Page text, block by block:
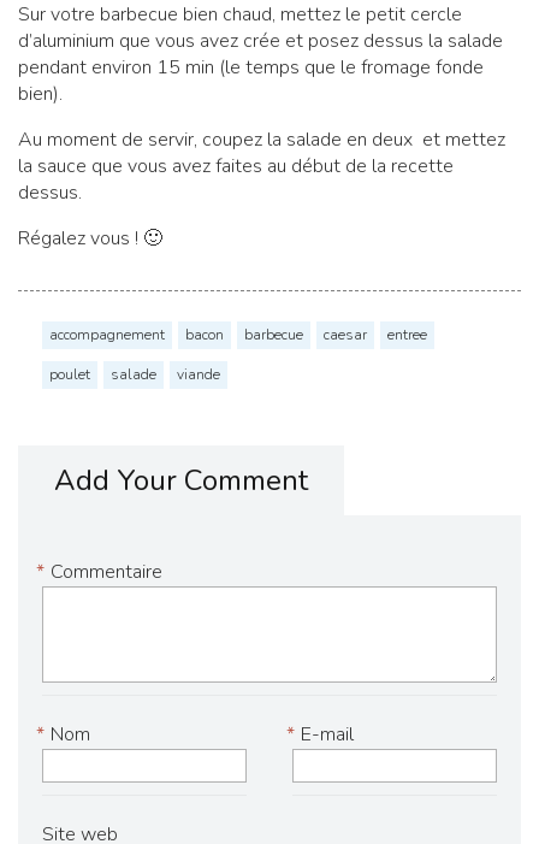
Sur votre barbecue bien chaud, mettez le petit cercle
d’aluminium que vous avez crée et posez dessus la salade
pendant environ 15 min (le temps que le fromage fonde
bien).
Au moment de servir, coupez la salade en deux et mettez
la sauce que vous avez faites au début de la recette
dessus.
Régalez vous ! 🙂
accompagnement bacon barbecue caesar entree
poulet salade viande
Add Your Comment
Commentaire
*
Nom
* E-mail
*
Site web